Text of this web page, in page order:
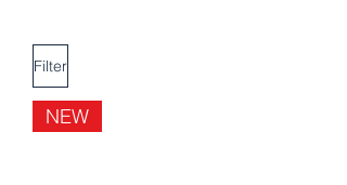
Filter
NEW